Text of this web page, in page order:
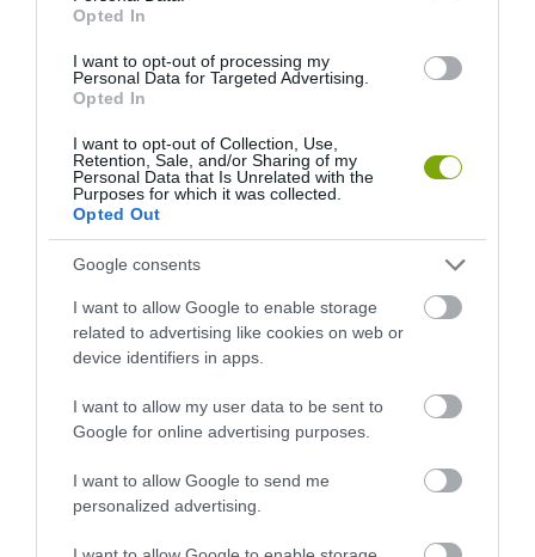
Opted In
I want to opt-out of processing my
Personal Data for Targeted Advertising.
Opted In
I want to opt-out of Collection, Use,
Retention, Sale, and/or Sharing of my
Personal Data that Is Unrelated with the
Purposes for which it was collected.
Opted Out
Google consents
I want to allow Google to enable storage
related to advertising like cookies on web or
device identifiers in apps.
I want to allow my user data to be sent to
Google for online advertising purposes.
I want to allow Google to send me
personalized advertising.
FEDŐ, ÉS MI TÖRTÉNIK
2026-08-03
ELTŰNÉSE A NAGYOBB
A TUDÓSOK 262 ÚJ FAJT
MEGINT FINOMAN JELEZTE:
KORAI MÉG MINDENTUDÓNAK
ÖTVEN ÉVIG ROSSZ NÉVEN
MACSKA LELETE – AZTÁN